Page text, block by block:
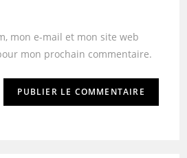
mon e-mail et mon site web
mon prochain commentaire.